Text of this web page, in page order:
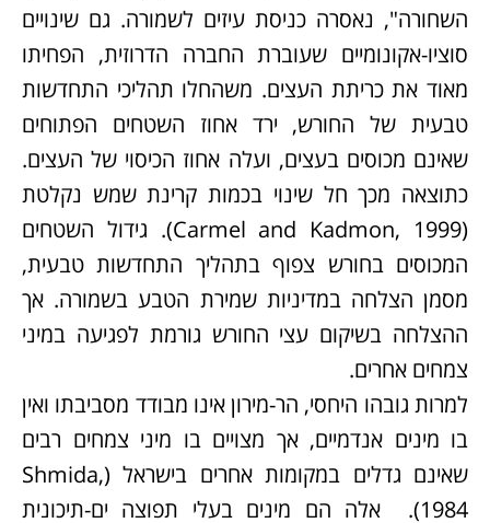
השחורה", נאסרה כניסת עיזים לשמורה. גם שינויים
סוציו-אקונומיים שעוברת החברה הדרוזית, הפחיתו
מאוד את כריתת העצים. משהחלו תהליכי התחדשות
טבעית של החורש, ירד אחוז השטחים הפתוחים
שאינם מכוסים בעצים, ועלה אחוז הכיסוי של העצים.
כתוצאה מכך חל שינוי בכמות קרינת שמש נקלטת
(Carmel and Kadmon, 1999). גידול השטחים
המכוסים בחורש צפוף בתהליך התחדשות טבעית,
מסמן הצלחה במדיניות שמירת הטבע בשמורה. אך
ההצלחה בשיקום עצי החורש גורמת לפגיעה במיני
צמחים אחרים.
למרות גובהו היחסי, הר-מירון אינו מבודד מסביבתו ואין
בו מינים אנדמיים, אך מצויים בו מיני צמחים רבים
שאינם גדלים במקומות אחרים בישראל (Shmida,
1984). אלה הם מינים בעלי תפוצה ים-תיכונית